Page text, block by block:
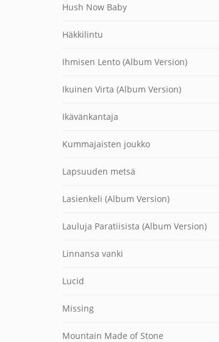
Hush Now Baby
Häkkilintu
Ihmisen Lento (Album Version)
Ikuinen Virta (Album Version)
Ikävänkantaja
Kummajaisten joukko
Lapsuuden metsä
Lasienkeli (Album Version)
Lauluja Paratiisista (Album Version)
Linnansa vanki
Lucid
Missing
Mountain Made of Stone